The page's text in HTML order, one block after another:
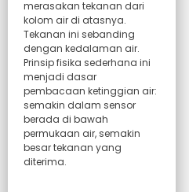
merasakan tekanan dari
kolom air di atasnya.
Tekanan ini sebanding
dengan kedalaman air.
Prinsip fisika sederhana ini
menjadi dasar
pembacaan ketinggian air:
semakin dalam sensor
berada di bawah
permukaan air, semakin
besar tekanan yang
diterima.